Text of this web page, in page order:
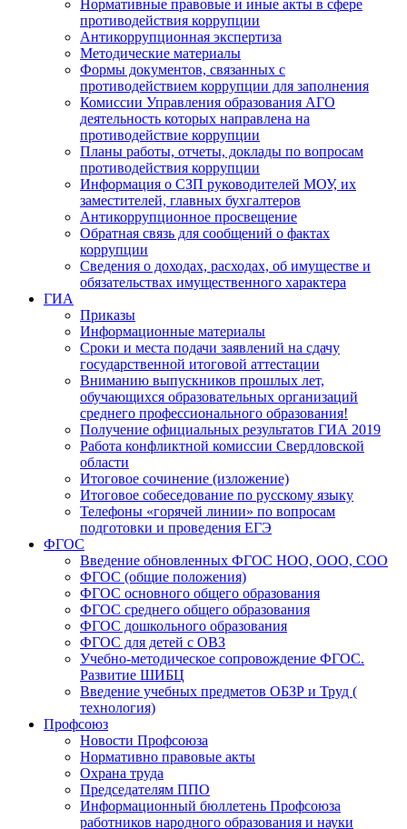
Нормативные правовые и иные акты в сфере
противодействия коррупции
Антикоррупционная экспертиза
Методические материалы
Формы документов, связанных с
противодействием коррупции для заполнения
Комиссии Управления образования АГО
деятельность которых направлена на
противодействие коррупции
Планы работы, отчеты, доклады по вопросам
противодействия коррупции
Информация о СЗП руководителей МОУ, их
заместителей, главных бухгалтеров
Антикоррупционное просвещение
Обратная связь для сообщений о фактах
коррупции
Сведения о доходах, расходах, об имуществе и
обязательствах имущественного характера
ГИА
Приказы
Информационные материалы
Сроки и места подачи заявлений на сдачу
государственной итоговой аттестации
Вниманию выпускников прошлых лет,
обучающихся образовательных организаций
среднего профессионального образования!
Получение официальных результатов ГИА 2019
Работа конфликтной комиссии Свердловской
области
Итоговое сочинение (изложение)
Итоговое собеседование по русскому языку
Телефоны «горячей линии» по вопросам
подготовки и проведения ЕГЭ
ФГОС
Введение обновленных ФГОС НОО, ООО, СОО
ФГОС (общие положения)
ФГОС основного общего образования
ФГОС среднего общего образования
ФГОС дошкольного образования
ФГОС для детей с ОВЗ
Учебно-методическое сопровождение ФГОС.
Развитие ШИБЦ
Введение учебных предметов ОБЗР и Труд (
технология)
Профсоюз
Новости Профсоюза
Нормативно правовые акты
Охрана труда
Председателям ППО
Информационный бюллетень Профсоюза
работников народного образования и науки